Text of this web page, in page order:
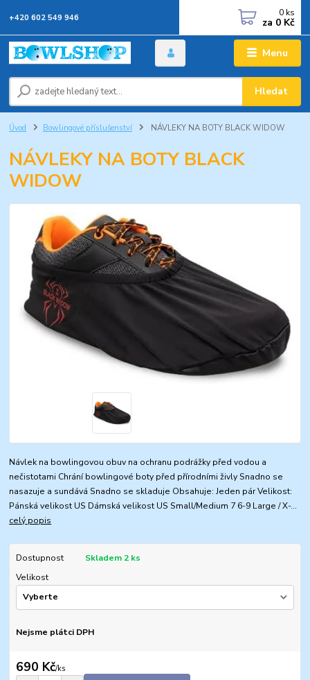
Menu
Hledat
+420 602 549 946 0 ks
za 0 Kč
Úvod Bowlingové příslušenství NÁVLEKY NA BOTY BLACK WIDOW
NÁVLEKY NA BOTY BLACK
WIDOW
Návlek na bowlingovou obuv na ochranu podrážky před vodou a
nečistotami Chrání bowlingové boty před přírodními živly Snadno se
nasazuje a sundává Snadno se skladuje Obsahuje: Jeden pár Velikost:
Pánská velikost US Dámská velikost US Small/Medium 7 6-9 Large / X-...
celý popis
Dostupnost
Skladem 2 ks
Velikost
Nejsme plátci DPH
690 Kč/ks